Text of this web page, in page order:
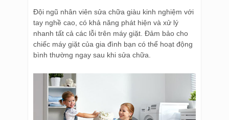
Đội ngũ nhân viên sửa chữa giàu kinh nghiệm với
tay nghề cao, có khả năng phát hiện và xử lý
nhanh tất cả các lỗi trên máy giặt. Đảm bảo cho
chiếc máy giặt của gia đình bạn có thể hoạt động
bình thường ngay sau khi sửa chữa.